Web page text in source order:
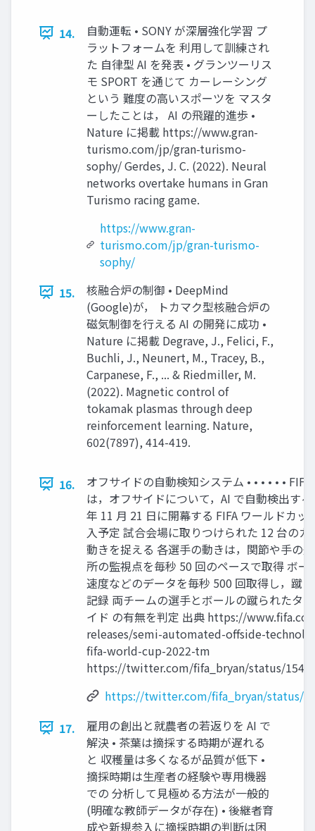
14.
⾃動運転 • SONY が深層強化学習 プ
ラットフォームを 利⽤して訓練され
た ⾃律型 AI を発表 • グランツーリス
モ SPORT を通じて カーレーシング
という 難度の⾼いスポーツを マスタ
ーしたことは， AI の⾶躍的進歩 •
Nature に掲載 https://www.gran-
turismo.com/jp/gran-turismo-
sophy/ Gerdes, J. C. (2022). Neural
networks overtake humans in Gran
Turismo racing game.
https://www.gran-
turismo.com/jp/gran-turismo-
sophy/
15.
核融合炉の制御 • DeepMind
(Google)が， トカマク型核融合炉の
磁気制御を⾏える AI の開発に成功 •
Nature に掲載 Degrave, J., Felici, F.,
Buchli, J., Neunert, M., Tracey, B.,
Carpanese, F., ... & Riedmiller, M.
(2022). Magnetic control of
tokamak plasmas through deep
reinforcement learning. Nature,
602(7897), 414-419.
16.
オフサイドの⾃動検知システム • • • • • •
は，オフサイドについて，AI で⾃動検出す
年 11 ⽉ 21 ⽇に開幕する FIFA ワールドカッ
⼊予定 試合会場に取りつけられた 12 台の
動きを捉える 各選⼿の動きは，関節や⼿の
所の監視点を毎秒 50 回のペースで取得 ボ
速度などのデータを毎秒 500 回取得し，蹴
記録 両チームの選⼿とボールの蹴られたタ
イド の有無を判定 出典 https://
releases/semi-automated-offside-
fifa-world-cup-2022-tm
https://twitter.com/fifa_bryan/status/
https://twitter.com/fifa_bryan/status/
17.
雇⽤の創出と就農者の若返りを AI で
解決 • 茶葉は摘採する時期が遅れる
と 収穫量は多くなるが品質が低下 •
摘採時期は⽣産者の経験や専⽤機器
での 分析して⾒極める⽅法が⼀般的
(明確な教師データが存在) • 後継者育
成や新規参⼊に摘採時期の判断は困